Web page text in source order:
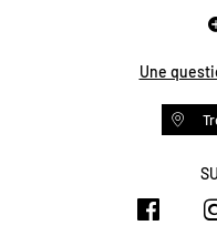
Une